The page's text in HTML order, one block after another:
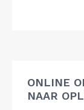
ONLINE
NAAR